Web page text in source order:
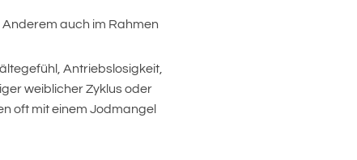
auch im Rahmen
Antriebslosigkeit,
weiblicher Zyklus oder
oft mit einem Jodmangel